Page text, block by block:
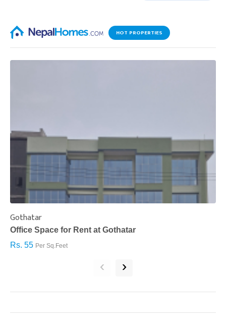
HOT PROPERTIES
Gothatar
Office Space for Rent at Gothatar
Rs. 55 Per Sq.Feet
‹ ›